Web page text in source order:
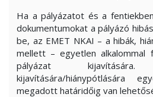
Ha a pályázatot és a
dokumentumokat a pályázó
be, az EMET NKAI – a hibák,
mellett – egyetlen alkalommal
pályázat
kijavítására/hiánypótlására
megadott határidőig van